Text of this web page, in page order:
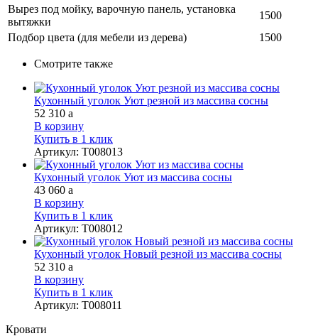
Вырез под мойку, варочную панель, установка
вытяжки
1500
Подбор цвета (для мебели из дерева)
1500
Смотрите также
Кухонный уголок Уют резной из массива сосны
52 310 a
В корзину
Купить в 1 клик
Артикул: Т008013
Кухонный уголок Уют из массива сосны
43 060 a
В корзину
Купить в 1 клик
Артикул: Т008012
Кухонный уголок Новый резной из массива сосны
52 310 a
В корзину
Купить в 1 клик
Артикул: Т008011
Кровати